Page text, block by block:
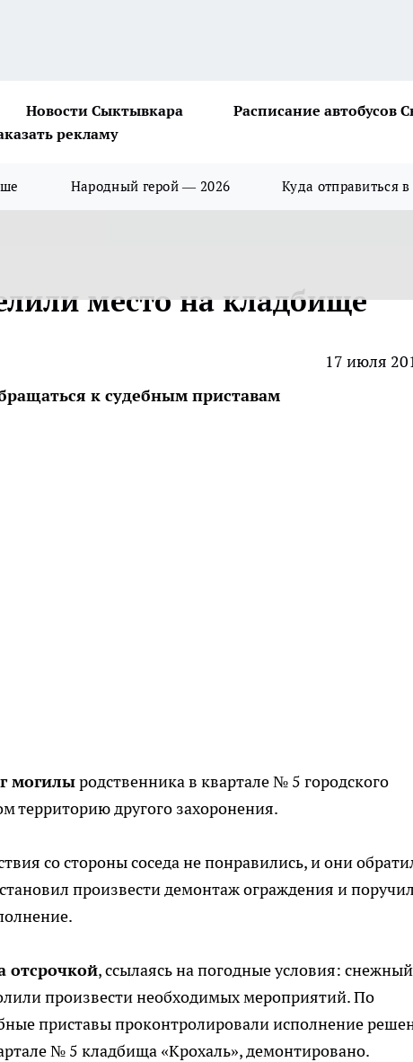
Новости Сыктывкара Расписание автобусов
рекламу
Народный герой — 2026 Куда отправиться в
место на кладбище
17 июля
к судебным приставам
могилыродственника в квартале № 5 городского
территорию другого захоронения.
со стороны соседа не понравились, и они
произвести демонтаж ограждения и поручил
отсрочкой, ссылаясь на погодные условия: снежный
произвести необходимых мероприятий. По
приставы проконтролировали исполнение
№ 5 кладбища «Крохаль», демонтировано.